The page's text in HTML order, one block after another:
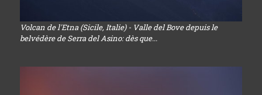
Volcan de l'Etna (Sicile, Italie) - Valle del Bove depuis le
belvédère de Serra del Asino: dès que...